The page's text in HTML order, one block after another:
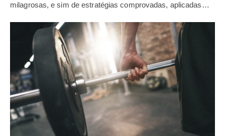
milagrosas, e sim de estratégias comprovadas, aplicadas…